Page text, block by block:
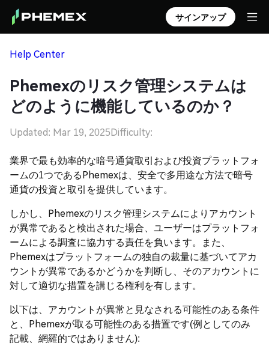
サインアップ
Help Center
Phemexのリスク管理システムは
どのように機能しているのか？
Updated: Mar 19, 2025 Difficulty:
業界で最も効率的な暗号通貨取引および投資プラットフォ
ームの1つであるPhemexは、安全で多用途な方法で暗号
通貨の投資と取引を提供しています。
しかし、Phemexのリスク管理システムによりアカウント
が異常であると検出された場合、ユーザーはプラットフォ
ームによる調査に協力する責任を負います。また、
Phemexはプラットフォームの独自の裁量に基づいてアカ
ウントが異常であるかどうかを判断し、そのアカウントに
対して適切な措置を講じる権利を有します。
以下は、アカウントが異常と見なされる可能性のある条件
と、Phemexが取る可能性のある措置です(例としてのみ
記載、網羅的ではありません):